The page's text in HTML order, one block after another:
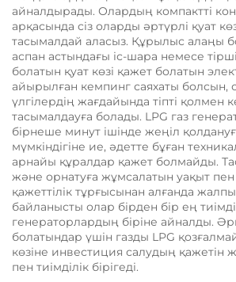
айналдырады. Олардың компактті
арқасында сіз оларды әртүрлі қуат
тасымалдай аласыз. Құрылыс алаңы
аспан астындағы іс-шара немесе
болатын қуат көзі қажет болатын
айырылған кемпинг саяхаты болсын,
үлгілердің жағдайында тіпті қолмен
тасымалдауға болады. LPG газ
бірнеше минут ішінде жеңіл
мүмкіндігіне ие, әдетте бұған
арнайы құралдар қажет болмайды.
және орнатуға жұмсалатын уақыт пен
қажеттілік тұрғысынан алғанда жалпы
байланысты олар бірден бір ең тиімді
генераторлардың біріне айналды.
болатындар үшін газды LPG
көзіне инвестиция салудың қажетін
пен тиімділік бірігеді.